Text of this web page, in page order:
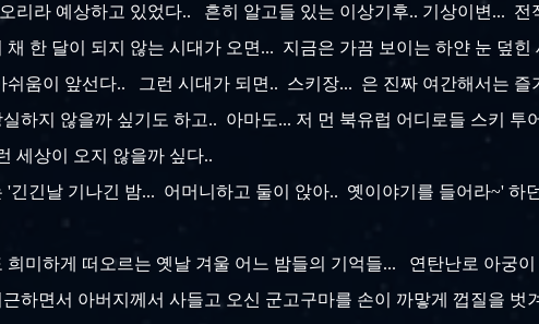
리라 예상하고 있었다.. 흔히 알고들 있는 이상기후.. 기상이변...
채 한 달이 되지 않는 시대가 오면... 지금은 가끔 보이는 하얀 눈 덮
쉬움이 앞선다.. 그런 시대가 되면.. 스키장... 은 진짜 여간해서는 즐
하지 않을까 싶기도 하고.. 아마도... 저 먼 북유럽 어디로들 스키
세상이 오지 않을까 싶다..
'긴긴날 기나긴 밤... 어머니하고 둘이 앉아.. 옛이야기를 들어라~' 하
희미하게 떠오르는 옛날 겨울 어느 밤들의 기억들... 연탄난로 아궁
하면서 아버지께서 사들고 오신 군고구마를 손이 까맣게 껍질을